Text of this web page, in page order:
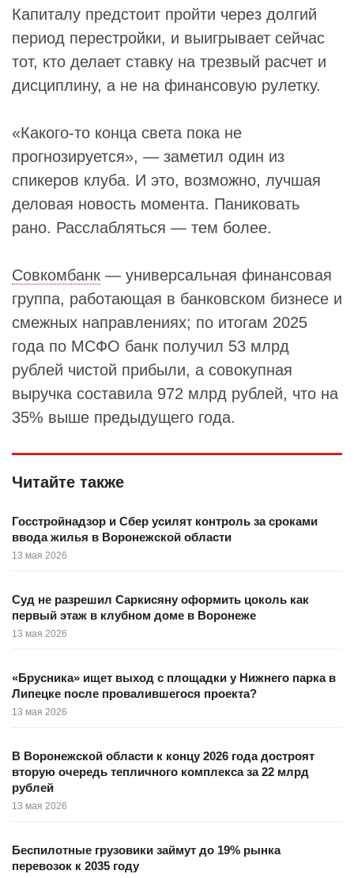
Капиталу предстоит пройти через долгий
период перестройки, и выигрывает сейчас
тот, кто делает ставку на трезвый расчет и
дисциплину, а не на финансовую рулетку.
«Какого-то конца света пока не
прогнозируется», — заметил один из
спикеров клуба. И это, возможно, лучшая
деловая новость момента. Паниковать
рано. Расслабляться — тем более.
Совкомбанк — универсальная финансовая
группа, работающая в банковском бизнесе и
смежных направлениях; по итогам 2025
года по МСФО банк получил 53 млрд
рублей чистой прибыли, а совокупная
выручка составила 972 млрд рублей, что на
35% выше предыдущего года.
Читайте также
Госстройнадзор и Сбер усилят контроль за сроками
ввода жилья в Воронежской области
13 мая 2026
Суд не разрешил Саркисяну оформить цоколь как
первый этаж в клубном доме в Воронеже
13 мая 2026
«Брусника» ищет выход с площадки у Нижнего парка в
Липецке после провалившегося проекта?
13 мая 2026
В Воронежской области к концу 2026 года достроят
вторую очередь тепличного комплекса за 22 млрд
рублей
13 мая 2026
Беспилотные грузовики займут до 19% рынка
перевозок к 2035 году